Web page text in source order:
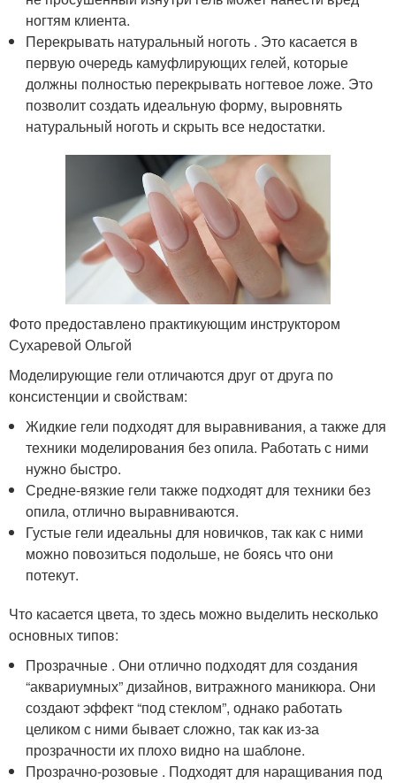
ногтям клиента.
Перекрывать натуральный ноготь . Это касается в
первую очередь камуфлирующих гелей, которые
должны полностью перекрывать ногтевое ложе. Это
позволит создать идеальную форму, выровнять
натуральный ноготь и скрыть все недостатки.
Фото предоставлено практикующим инструктором
Сухаревой Ольгой
Моделирующие гели отличаются друг от друга по
консистенции и свойствам:
Жидкие гели подходят для выравнивания, а также для
техники моделирования без опила. Работать с ними
нужно быстро.
Средне-вязкие гели также подходят для техники без
опила, отлично выравниваются.
Густые гели идеальны для новичков, так как с ними
можно повозиться подольше, не боясь что они
потекут.
Что касается цвета, то здесь можно выделить несколько
основных типов:
Прозрачные . Они отлично подходят для создания
“аквариумных” дизайнов, витражного маникюра. Они
создают эффект “под стеклом”, однако работать
целиком с ними бывает сложно, так как из-за
прозрачности их плохо видно на шаблоне.
Прозрачно-розовые . Подходят для наращивания под